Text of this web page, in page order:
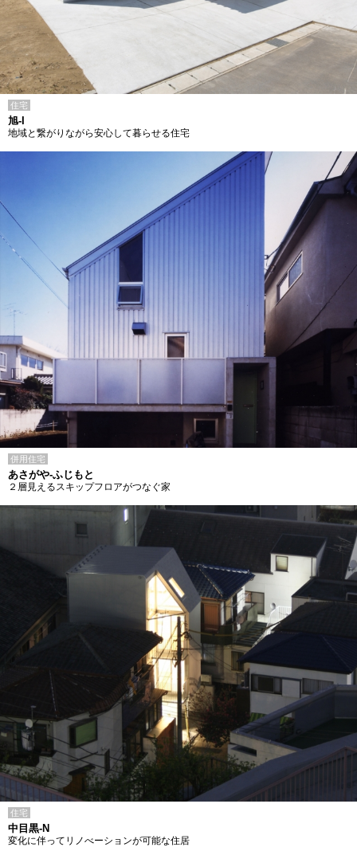
住宅
旭-I
地域と繋がりながら安心して暮らせる住宅
併用住宅
あさがや-ふじもと
２層見えるスキップフロアがつなぐ家
住宅
中目黒-N
変化に伴ってリノべーションが可能な住居